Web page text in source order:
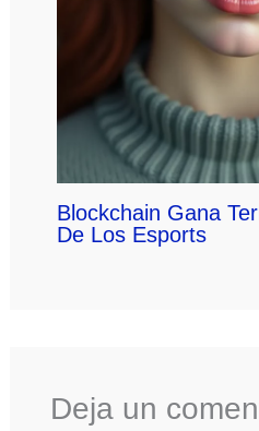
Blockchain Gana
De Los Esports
Deja un